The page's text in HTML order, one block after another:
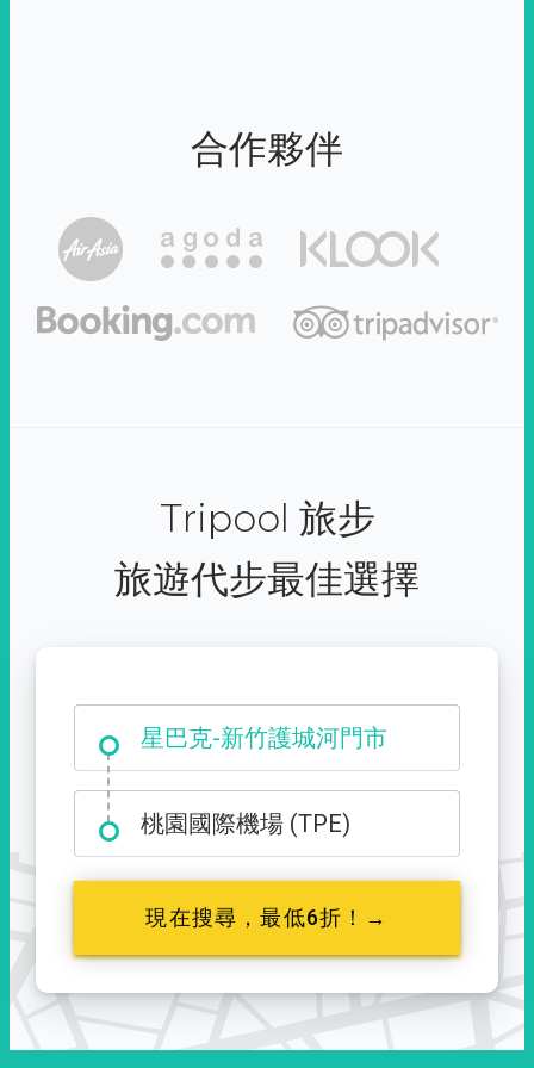
合作夥伴
Tripool 旅步
旅遊代步最佳選擇
大霸尖山登山口
桃園國際機場 (TPE)
現在搜尋，最低6折！→